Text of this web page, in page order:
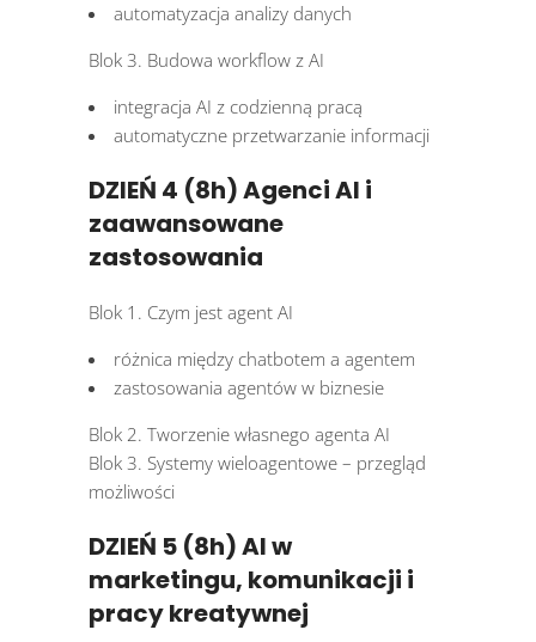
automatyzacja analizy danych
Blok 3. Budowa workflow z AI
integracja AI z codzienną pracą
automatyczne przetwarzanie informacji
DZIEŃ 4 (8h) Agenci AI i
zaawansowane
zastosowania
Blok 1. Czym jest agent AI
różnica między chatbotem a agentem
zastosowania agentów w biznesie
Blok 2. Tworzenie własnego agenta AI
Blok 3. Systemy wieloagentowe – przegląd
możliwości
DZIEŃ 5 (8h) AI w
marketingu, komunikacji i
pracy kreatywnej